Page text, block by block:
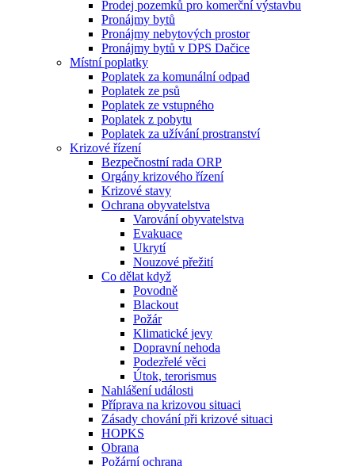
Prodej pozemků pro komerční výstavbu
Pronájmy bytů
Pronájmy nebytových prostor
Pronájmy bytů v DPS Dačice
Místní poplatky
Poplatek za komunální odpad
Poplatek ze psů
Poplatek ze vstupného
Poplatek z pobytu
Poplatek za užívání prostranství
Krizové řízení
Bezpečnostní rada ORP
Orgány krizového řízení
Krizové stavy
Ochrana obyvatelstva
Varování obyvatelstva
Evakuace
Ukrytí
Nouzové přežití
Co dělat když
Povodně
Blackout
Požár
Klimatické jevy
Dopravní nehoda
Podezřelé věci
Útok, terorismus
Nahlášení události
Příprava na krizovou situaci
Zásady chování při krizové situaci
HOPKS
Obrana
Požární ochrana